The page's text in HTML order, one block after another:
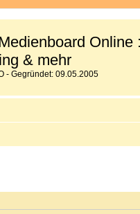
Online
& mehr
- Gegründet: 09.05.2005